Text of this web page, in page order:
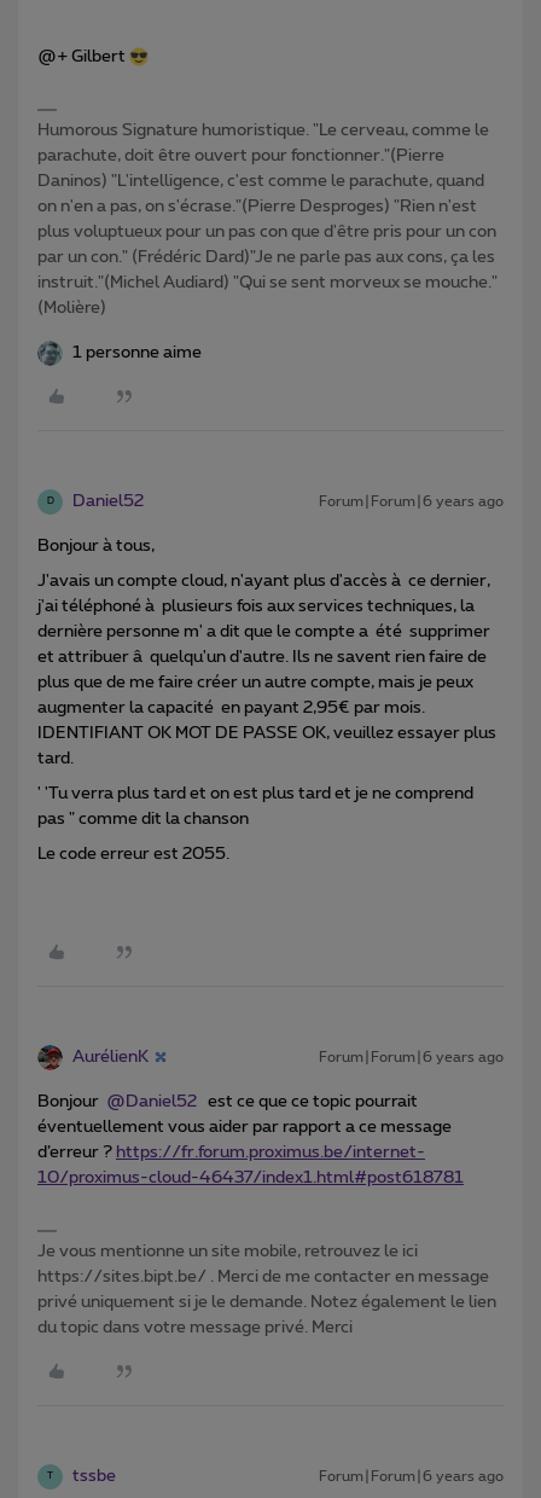
@+ Gilbert
Humorous Signature humoristique. "Le cerveau, comme le
parachute, doit être ouvert pour fonctionner."(Pierre
Daninos) "L'intelligence, c'est comme le parachute, quand
on n'en a pas, on s'écrase."(Pierre Desproges) "Rien n'est
plus voluptueux pour un pas con que d'être pris pour un con
par un con." (Frédéric Dard)"Je ne parle pas aux cons, ça les
instruit."(Michel Audiard) "Qui se sent morveux se mouche."
(Molière)
1 personne aime
D Daniel52 Forum|Forum|6 years ago
Bonjour à tous,
J'avais un compte cloud, n'ayant plus d'accès à ce dernier,
j'ai téléphoné à plusieurs fois aux services techniques, la
dernière personne m' a dit que le compte a été supprimer
et attribuer â quelqu'un d'autre. Ils ne savent rien faire de
plus que de me faire créer un autre compte, mais je peux
augmenter la capacité en payant 2,95€ par mois.
IDENTIFIANT OK MOT DE PASSE OK, veuillez essayer plus
tard.
' 'Tu verra plus tard et on est plus tard et je ne comprend
pas " comme dit la chanson
Le code erreur est 2055.
AurélienK Forum|Forum|6 years ago
Bonjour @Daniel52 est ce que ce topic pourrait
éventuellement vous aider par rapport a ce message
d’erreur ? https://fr.forum.proximus.be/internet-
10/proximus-cloud-46437/index1.html#post618781
Je vous mentionne un site mobile, retrouvez le ici
https://sites.bipt.be/ . Merci de me contacter en message
privé uniquement si je le demande. Notez également le lien
du topic dans votre message privé. Merci
tssbe Forum|Forum|6 years ago